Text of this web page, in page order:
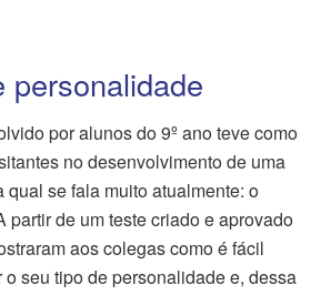
personalidade
por alunos do 9º ano teve como
no desenvolvimento de uma
qual se fala muito atualmente: o
partir de um teste criado e aprovado
aos colegas como é fácil
seu tipo de personalidade e, dessa